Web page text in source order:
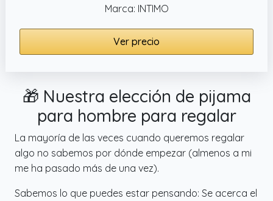
Marca: INTIMO
Ver precio
🎁 Nuestra elección de pijama
para hombre para regalar
La mayoría de las veces cuando queremos regalar
algo no sabemos por dónde empezar (almenos a mi
me ha pasado más de una vez).
Sabemos lo que puedes estar pensando: Se acerca el